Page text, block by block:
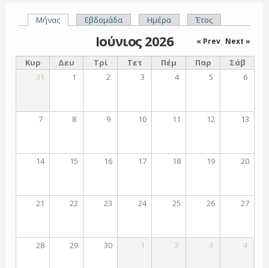
Πρωτεύουσες καρτέλες
Μήνας(ενεργή καρτέλα)
Εβδομάδα Ημέρα Έτος
Ιούνιος 2026 « Prev Next »
Κυρ Δευ Τρί Τετ Πέμ Παρ
Σάβ
31
1 2 3 4 5 6
7 8 9 10 11 12 13
14 15 16 17 18 19 20
21 22 23 24 25 26 27
28 29 30 1 2 3 4